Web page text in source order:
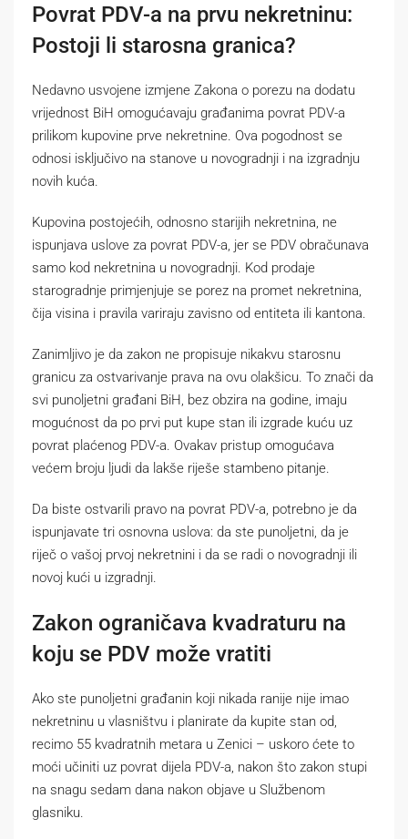
Povrat PDV-a na prvu nekretninu:
Postoji li starosna granica?
Nedavno usvojene izmjene Zakona o porezu na dodatu
vrijednost BiH omogućavaju građanima povrat PDV-a
prilikom kupovine prve nekretnine. Ova pogodnost se
odnosi isključivo na stanove u novogradnji i na izgradnju
novih kuća.
Kupovina postojećih, odnosno starijih nekretnina, ne
ispunjava uslove za povrat PDV-a, jer se PDV obračunava
samo kod nekretnina u novogradnji. Kod prodaje
starogradnje primjenjuje se porez na promet nekretnina,
čija visina i pravila variraju zavisno od entiteta ili kantona.
Zanimljivo je da zakon ne propisuje nikakvu starosnu
granicu za ostvarivanje prava na ovu olakšicu. To znači da
svi punoljetni građani BiH, bez obzira na godine, imaju
mogućnost da po prvi put kupe stan ili izgrade kuću uz
povrat plaćenog PDV-a. Ovakav pristup omogućava
većem broju ljudi da lakše riješe stambeno pitanje.
Da biste ostvarili pravo na povrat PDV-a, potrebno je da
ispunjavate tri osnovna uslova: da ste punoljetni, da je
riječ o vašoj prvoj nekretnini i da se radi o novogradnji ili
novoj kući u izgradnji.
Zakon ograničava kvadraturu na
koju se PDV može vratiti
Ako ste punoljetni građanin koji nikada ranije nije imao
nekretninu u vlasništvu i planirate da kupite stan od,
recimo 55 kvadratnih metara u Zenici – uskoro ćete to
moći učiniti uz povrat dijela PDV-a, nakon što zakon stupi
na snagu sedam dana nakon objave u Službenom
glasniku.